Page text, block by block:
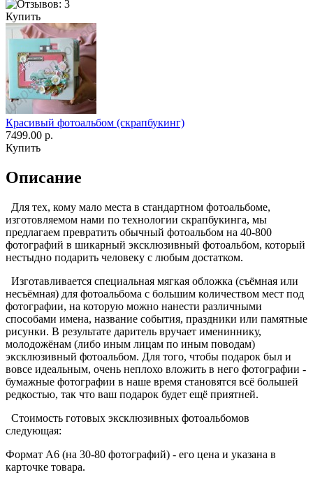
Купить
Красивый фотоальбом (скрапбукинг)
7499.00 р.
Купить
Описание
Для тех, кому мало места в стандартном фотоальбоме,
изготовляемом нами по технологии скрапбукинга, мы
предлагаем превратить обычный фотоальбом на 40-800
фотографий в шикарный эксклюзивный фотоальбом, который
нестыдно подарить человеку с любым достатком.
Изготавливается специальная мягкая обложка (съёмная или
несъёмная) для фотоальбома с большим количеством мест под
фотографии, на которую можно нанести различными
способами имена, название события, праздники или памятные
рисунки. В результате даритель вручает имениннику,
молодожёнам (либо иным лицам по иным поводам)
эксклюзивный фотоальбом. Для того, чтобы подарок был и
вовсе идеальным, очень неплохо вложить в него фотографии -
бумажные фотографии в наше время становятся всё большей
редкостью, так что ваш подарок будет ещё приятней.
Стоимость готовых эксклюзивных фотоальбомов
следующая:
Формат А6 (на 30-80 фотографий) - его цена и указана в
карточке товара.